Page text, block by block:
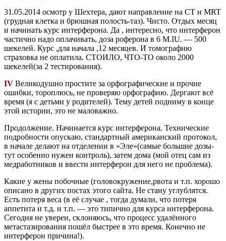
31.05.2014 осмотр у Шехтера, дают направление на CT и MRT
(грудная клетка и брюшная полость-таз). Чисто. Отдых месяц
и начинать курс интерферона. Да , интересно, что интерферон
частично надо оплачивать, доза роферона в 6 M.IU. — 500
шекелей. Курс ,для начала ,12 месяцев. И томографию
страховка не оплатила. СТОИЛО, ЧТО-ТО около 2000
шекелей(за 2 тестирования).
IV Великодушно простите за орфографические и прочие
ошибки, тороплюсь, не проверяю орфографию. Дергают всё
время (я с детьми у родителей). Тему детей подниму в конце
этой истории, это не маловажно.
Продолжение. Начинается курс интерферона. Технические
подробности опускаю, стандартный американский протокол,
в начале делают на отделении в «Эле»(самые большие дозы-
тут особенно нужен контроль), затем дома (мой отец сам из
медработников и ввести интерферон для него не проблема).
Какие у жены побочные (головокружение,рвота и т.п. хорошо
описано в других постах этого сайта. Не стану углублятся.
Есть потеря веса (в её случае , тогда думали, что потеря
аппетита и т.д. и т.п. — это типично для курса интерферона.
Сегодня не уверен, склоняюсь, что процесс удалённого
метастазирования пошёл быстрее в это время. Конечно не
интерферон причина!).